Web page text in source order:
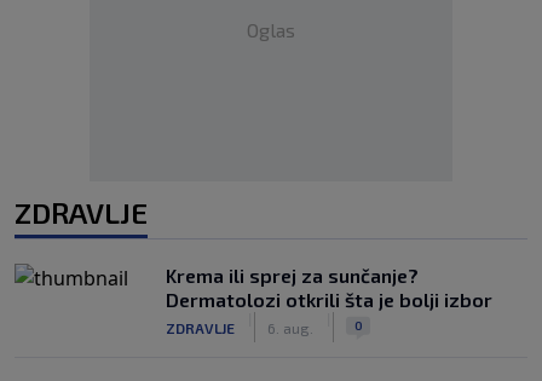
Oglas
ZDRAVLJE
Krema ili sprej za sunčanje?
Dermatolozi otkrili šta je bolji izbor
ZDRAVLJE 6. aug. 0